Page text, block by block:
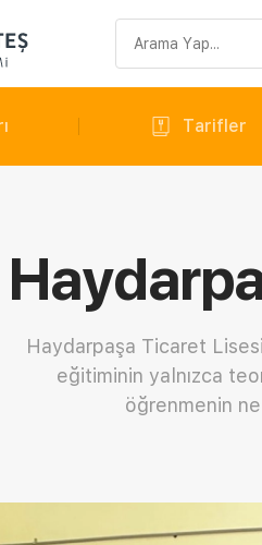
sorgusu
Tarifler
Haydarpaşa Ticaret
eğitiminin yalnızca
öğrenmenin